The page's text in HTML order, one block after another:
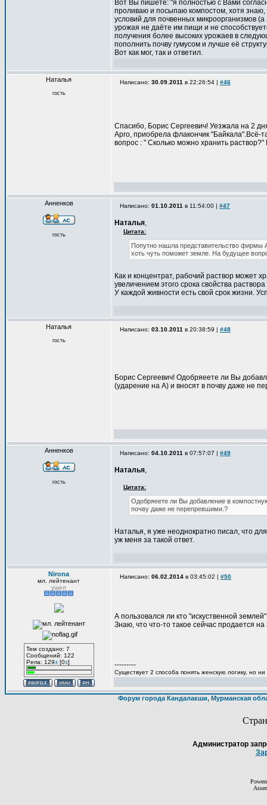
Вот Вы пишете: "я полностью с Вами
проливаю и посыпаю компостом, хотя
условий для почвенных микроорганизмов
урожая не даёте им пищи и не
получения более высоких урожаев в
пополнить почву гумусом и лучше её
Вот как мог, так и ответил.
Наталья
гость
Написано: 30.09.2011 в 22:26:54 | #46
Спасибо, Борис Сергеевич! Уезжала на 2
Арго, приобрела флакончик "Байкала".Всё-
вопрос : " Сколько можно хранить
Анненков
гость
Написано: 01.10.2011 в 11:54:00 | #47
Наталья,
Цитата:
Попутно нашла представительство фирмы
хоть чуть поможет земле. На будущее
Как и концентрат, рабочий раствор может
увеличением этого срока свойства
У каждой живности есть свой срок жизни.
Наталья
гость
Написано: 03.10.2011 в 20:38:59 | #48
Борис Сергеевич! Одобряеете ли Вы
(ударение на А) и вносят в почву даже не
Анненков
гость
Написано: 04.10.2011 в 07:57:07 | #49
Наталья,
Цитата:
Одобряеете ли Вы добавление в
почву даже не перепревшими.?
Наталья, я уже неоднократно писал, что
уж меня за такой ответ.
Nirona
мл. лейтенант
ушел
Тем создано: 7
Сообщений: 122
Репа: 129±[0±]
Написано: 06.02.2014 в 03:45:02 | #50
А пользовался ли кто "искуственной
Знаю, что что-то такое сейчас продается
---------
Существует 2 способа понять женскую логику, но
Форум города Кандалакши, Мурманская
Администратор